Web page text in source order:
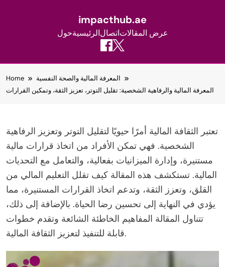
impacthub.ae
حولالرئيسيةاتصالعرض المقالات
to
content
Home
المعرفة المالية والصحة النفسية
المعرفة المالية والرفاهية الشخصية: تقليل التوتر، تعزيز الثقة، وتمكين القرارات
تعتبر الثقافة المالية أمرًا حيويًا لتقليل التوتر وتعزيز الرفاهية
الشخصية. فهي تمكن الأفراد من اتخاذ قرارات مالية
مستنيرة، وإدارة الميزانيات بفعالية، والتعامل مع التحديات
المالية. تستكشف هذه المقالة كيف تقلل التعليم المالي من
القلق، وتعزز الثقة، وتدعم اتخاذ القرارات المستنيرة، مما
يؤدي في النهاية إلى تحسين رضا الحياة. بالإضافة إلى ذلك،
تتناول المقالة المفاهيم الخاطئة الشائعة وتقدم خطوات
قابلة للتنفيذ لتعزيز الثقافة المالية.